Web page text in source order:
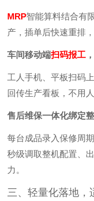
MRP智能算料结合有
产，插单后快速重排
车间移动端扫码报工
工人手机、平板扫码
回传生产看板，不用
售后维保一体化绑定
每台成品录入保修周
秒级调取整机配置、
力。
三、轻量化落地，